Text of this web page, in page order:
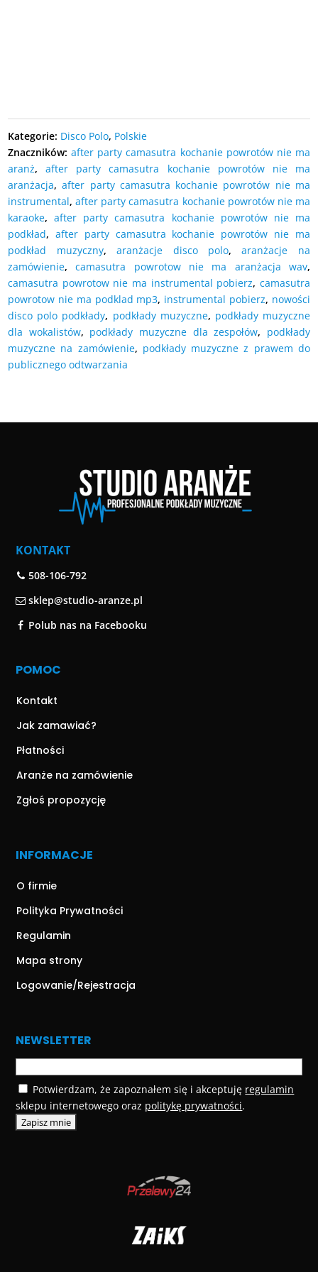
Kategorie: Disco Polo, Polskie
Znaczników:after party camasutra kochanie powrotów nie ma
aranż,after party camasutra kochanie powrotów nie ma
aranżacja,after party camasutra kochanie powrotów nie ma
instrumental,after party camasutra kochanie powrotów nie ma
karaoke,after party camasutra kochanie powrotów nie ma
podkład,after party camasutra kochanie powrotów nie ma
podkład muzyczny,aranżacje disco polo,aranżacje na
zamówienie,camasutra powrotow nie ma aranżacja wav,
camasutra powrotow nie ma instrumental pobierz, camasutra
powrotow nie ma podklad mp3, instrumental pobierz, nowości
disco polo podkłady, podkłady muzyczne, podkłady muzyczne
dla wokalistów, podkłady muzyczne dla zespołów, podkłady
muzyczne na zamówienie, podkłady muzyczne z prawem do
publicznego odtwarzania
KONTAKT
508-106-792
sklep@studio-aranze.pl
Polub nas na Facebooku
POMOC
Kontakt
Jak zamawiać?
Płatności
Aranże na zamówienie
Zgłoś propozycję
INFORMACJE
O firmie
Polityka Prywatności
Regulamin
Mapa strony
Logowanie/Rejestracja
NEWSLETTER
Potwierdzam, że zapoznałem się i akceptuję regulamin
sklepu internetowego oraz politykę prywatności.